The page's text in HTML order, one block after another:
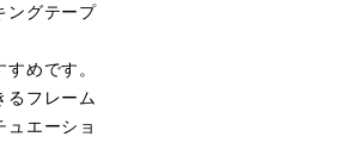
ングテープ
めです。
るフレーム
ュエーショ